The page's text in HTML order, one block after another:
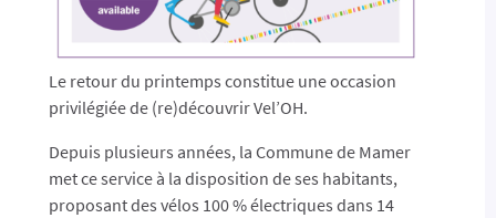
Le retour du printemps constitue une occasion
privilégiée de (re)découvrir Vel’OH.
Depuis plusieurs années, la Commune de Mamer
met ce service à la disposition de ses habitants,
proposant des vélos 100 % électriques dans 14